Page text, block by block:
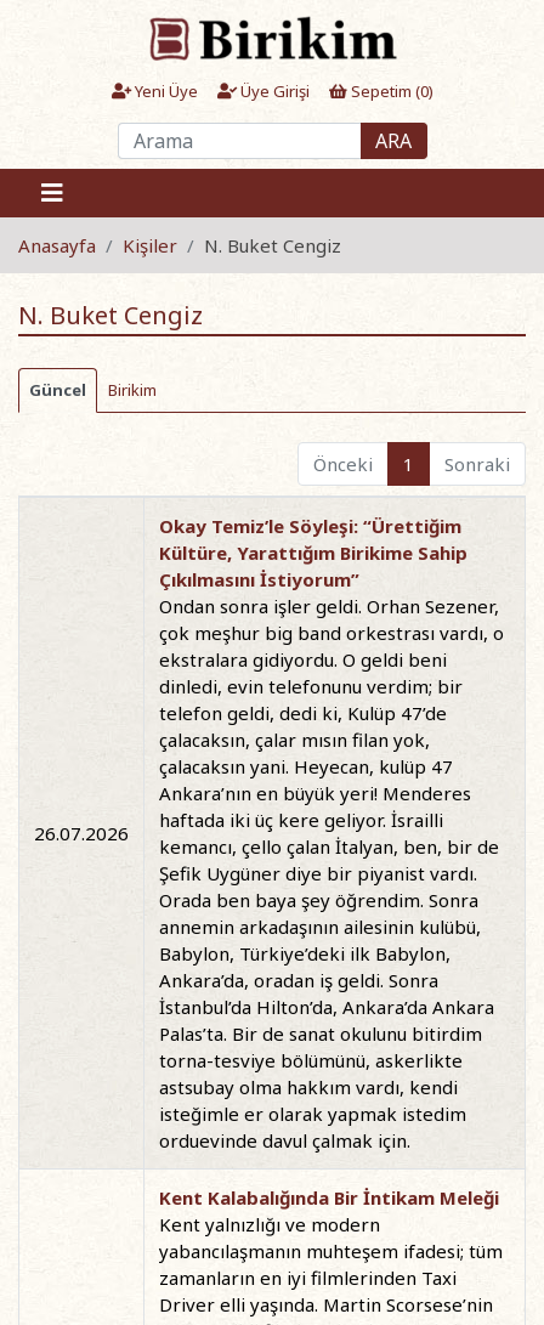
Yeni Üye Üye Girişi Sepetim (0)
ARA
Anasayfa Kişiler N. Buket Cengiz
N. Buket Cengiz
Güncel Birikim
Önceki 1 Sonraki
26.07.2026
Okay Temiz’le Söyleşi: “Ürettiğim
Kültüre, Yarattığım Birikime Sahip
Çıkılmasını İstiyorum”
Ondan sonra işler geldi. Orhan Sezener,
çok meşhur big band orkestrası vardı, o
ekstralara gidiyordu. O geldi beni
dinledi, evin telefonunu verdim; bir
telefon geldi, dedi ki, Kulüp 47’de
çalacaksın, çalar mısın filan yok,
çalacaksın yani. Heyecan, kulüp 47
Ankara’nın en büyük yeri! Menderes
haftada iki üç kere geliyor. İsrailli
kemancı, çello çalan İtalyan, ben, bir de
Şefik Uygüner diye bir piyanist vardı.
Orada ben baya şey öğrendim. Sonra
annemin arkadaşının ailesinin kulübü,
Babylon, Türkiye’deki ilk Babylon,
Ankara’da, oradan iş geldi. Sonra
İstanbul’da Hilton’da, Ankara’da Ankara
Palas’ta. Bir de sanat okulunu bitirdim
torna-tesviye bölümünü, askerlikte
astsubay olma hakkım vardı, kendi
isteğimle er olarak yapmak istedim
orduevinde davul çalmak için.
Kent Kalabalığında Bir İntikam Meleği
Kent yalnızlığı ve modern
yabancılaşmanın muhteşem ifadesi; tüm
zamanların en iyi filmlerinden Taxi
Driver elli yaşında. Martin Scorsese’nin